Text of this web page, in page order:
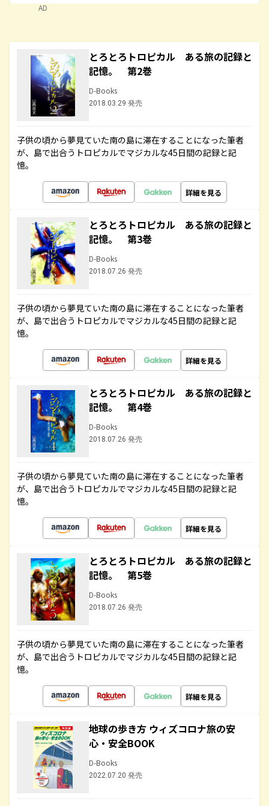
AD
とろとろトロピカル ある旅の記録と
記憶。 第2巻
D-Books
2018.03.29 発売
子供の頃から夢見ていた南の島に滞在することになった筆者
が、島で出合うトロピカルでマジカルな45日間の記録と記
憶。
詳細を見る
とろとろトロピカル ある旅の記録と
記憶。 第3巻
D-Books
2018.07.26 発売
子供の頃から夢見ていた南の島に滞在することになった筆者
が、島で出合うトロピカルでマジカルな45日間の記録と記
憶。
詳細を見る
とろとろトロピカル ある旅の記録と
記憶。 第4巻
D-Books
2018.07.26 発売
子供の頃から夢見ていた南の島に滞在することになった筆者
が、島で出合うトロピカルでマジカルな45日間の記録と記
憶。
詳細を見る
とろとろトロピカル ある旅の記録と
記憶。 第5巻
D-Books
2018.07.26 発売
子供の頃から夢見ていた南の島に滞在することになった筆者
が、島で出合うトロピカルでマジカルな45日間の記録と記
憶。
詳細を見る
地球の歩き方 ウィズコロナ旅の安
心・安全BOOK
D-Books
2022.07.20 発売